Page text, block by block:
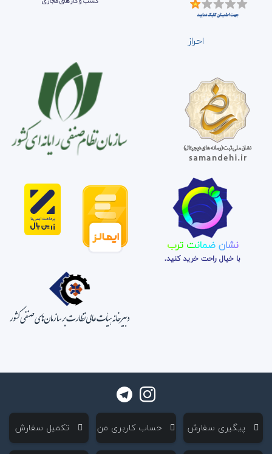
احراز
نشان ضمانت ترب
با خیال راحت خرید کنید.
‌ پیگیری سفارش ‌ حساب کاربری من ‌ تکمیل سفارش